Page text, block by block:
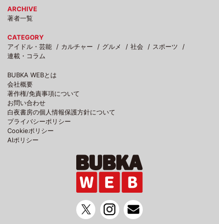
ARCHIVE
著者一覧
CATEGORY
アイドル・芸能
カルチャー グルメ 社会
スポーツ
連載・コラム
BUBKA WEBとは
会社概要
著作権/免責事項について
お問い合わせ
白夜書房の個人情報保護方針について
プライバシーポリシー
Cookieポリシー
AIポリシー